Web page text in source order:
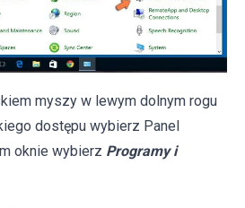
myszy w lewym dolnym rogu
dostępu wybierz Panel
oknie wybierz Programy i